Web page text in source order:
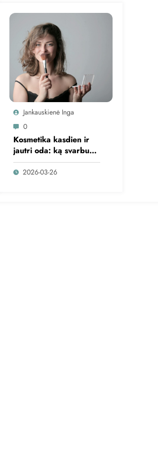
Jankauskienė Inga
0
Kosmetika kasdien ir
jautri oda: ką svarbu
žinoti?
2026-03-26